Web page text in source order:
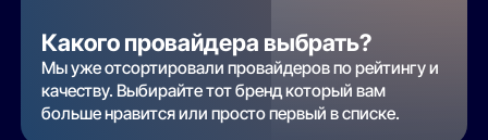
Какого провайдера выбрать?
Мы уже отсортировали провайдеров по рейтингу и
качеству. Выбирайте тот бренд который вам
больше нравится или просто первый в списке.